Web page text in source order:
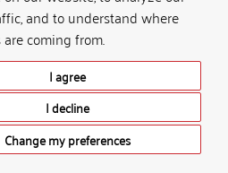
and to understand where
coming from.
I agree
I decline
Change my preferences
of